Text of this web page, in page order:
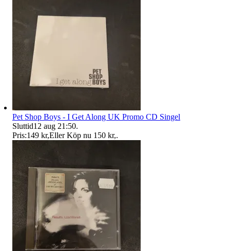
Pet Shop Boys - I Get Along UK Promo CD Singel
Sluttid12 aug 21:50.
Pris:149 kr,Eller Köp nu 150 kr,.